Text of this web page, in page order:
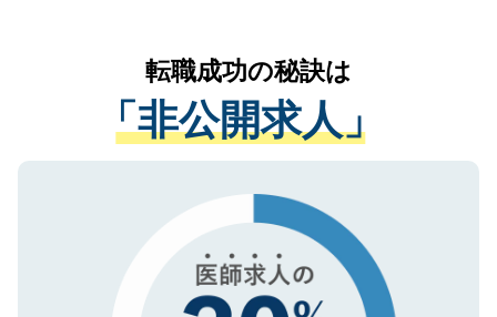
は、個人情報の取り扱いについての厳密な
管理基準を満たした事業者のみに付与され
る、プライバシーマークを取得済みです。
で、機密保持に関してもご安心ください。
かがいして、現在の医療機関の状況や紹介
経験をまじえながら、適切なアドバイスを
させていただきます。すぐにご転職をされ
ない方には、長期的なサポートが可能です
ので、まずはご登録ください。
転職成功の秘訣は
「非公開求人」